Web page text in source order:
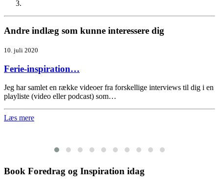
Andre indlæg som kunne interessere dig
10. juli 2020
Ferie-inspiration…
Jeg har samlet en række videoer fra forskellige interviews til dig i en
playliste (video eller podcast) som…
Læs mere
Book Foredrag og Inspiration idag